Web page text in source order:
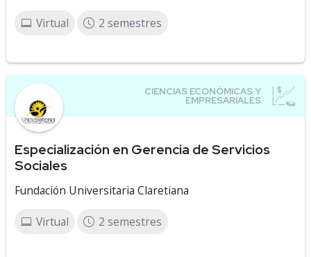
Virtual 2 semestres
Especialización en Gerencia de Servicios
Sociales
Fundación Universitaria Claretiana
Virtual 2 semestres